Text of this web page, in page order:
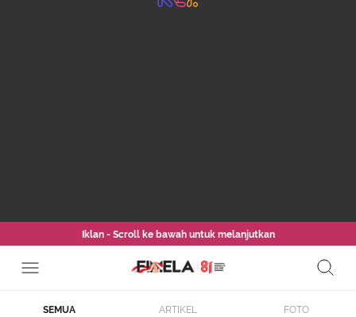
Iklan - Scroll ke bawah untuk melanjutkan
SEMUA ARTIKEL FOTO